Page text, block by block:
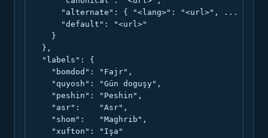
      "alternate": { "<lang>": "<url>", ... },
      "default": "<url>"
    }
  },
  "labels": {
    "bomdod": "Fajr",
    "quyosh": "Gün doguşy",
    "peshin": "Peshin",
    "asr":    "Asr",
    "shom":   "Maghrib",
    "xufton": "Işa"